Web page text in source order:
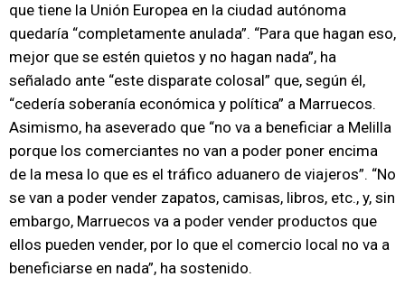
que tiene la Unión Europea en la ciudad autónoma
quedaría “completamente anulada”. “Para que hagan eso,
mejor que se estén quietos y no hagan nada”, ha
señalado ante “este disparate colosal” que, según él,
“cedería soberanía económica y política” a Marruecos.
Asimismo, ha aseverado que “no va a beneficiar a Melilla
porque los comerciantes no van a poder poner encima
de la mesa lo que es el tráfico aduanero de viajeros”. “No
se van a poder vender zapatos, camisas, libros, etc., y, sin
embargo, Marruecos va a poder vender productos que
ellos pueden vender, por lo que el comercio local no va a
beneficiarse en nada”, ha sostenido.